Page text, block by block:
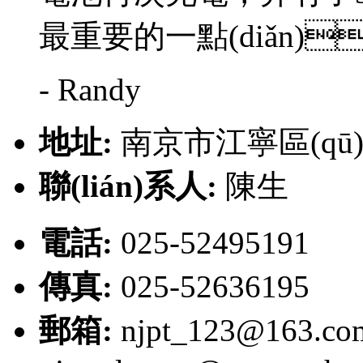
最重要的一點
- Randy
地址: 南京市江寧區
聯(lián)系人: 陳生
電話: 025-52495191
傳真: 025-52636195
郵箱: